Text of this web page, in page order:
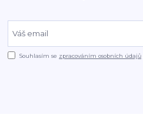
Souhlasím se zpracováním osobních údajů